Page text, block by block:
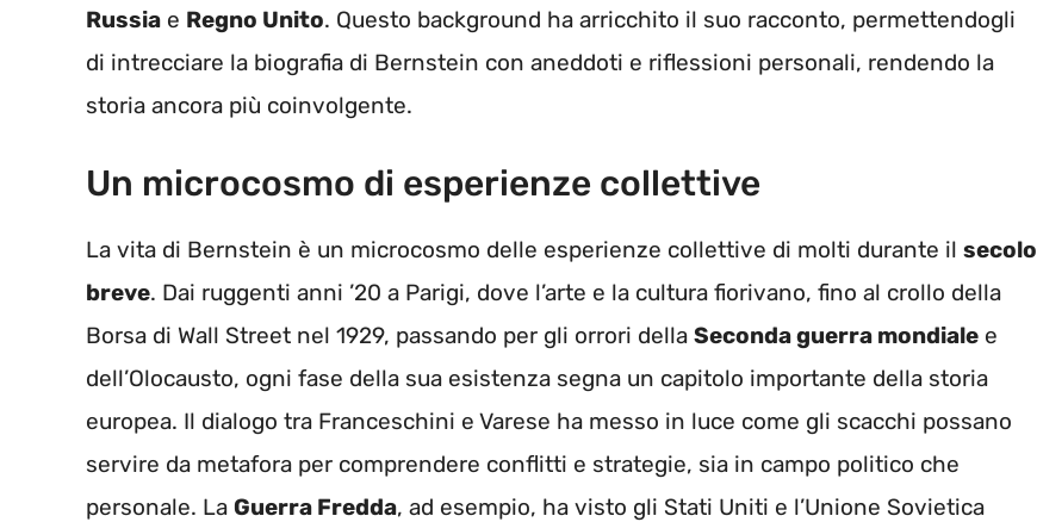
Russia e Regno Unito. Questo background ha arricchito il suo racconto, permettendogli
di intrecciare la biografia di Bernstein con aneddoti e riflessioni personali, rendendo la
storia ancora più coinvolgente.
Un microcosmo di esperienze collettive
La vita di Bernstein è un microcosmo delle esperienze collettive di molti durante il secolo
breve. Dai ruggenti anni ’20 a Parigi, dove l’arte e la cultura fiorivano, fino al crollo della
Borsa di Wall Street nel 1929, passando per gli orrori della Seconda guerra mondiale e
dell’Olocausto, ogni fase della sua esistenza segna un capitolo importante della storia
europea. Il dialogo tra Franceschini e Varese ha messo in luce come gli scacchi possano
servire da metafora per comprendere conflitti e strategie, sia in campo politico che
personale. La Guerra Fredda, ad esempio, ha visto gli Stati Uniti e l’Unione Sovietica